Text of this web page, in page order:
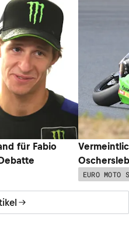
für Fabio
EURO MOTO